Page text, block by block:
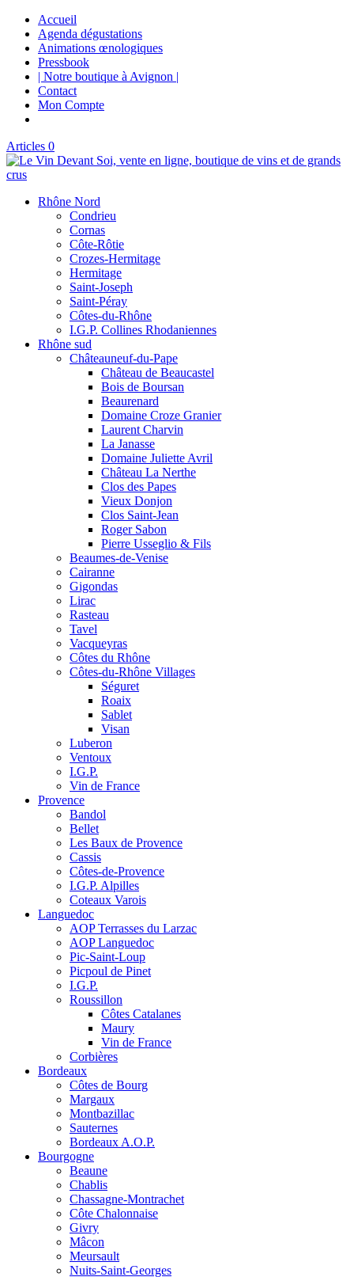
Accueil
Agenda dégustations
Animations œnologiques
Pressbook
| Notre boutique à Avignon |
Contact
Mon Compte
Articles 0
Rhône Nord
Condrieu
Cornas
Côte-Rôtie
Crozes-Hermitage
Hermitage
Saint-Joseph
Saint-Péray
Côtes-du-Rhône
I.G.P. Collines Rhodaniennes
Rhône sud
Châteauneuf-du-Pape
Château de Beaucastel
Bois de Boursan
Beaurenard
Domaine Croze Granier
Laurent Charvin
La Janasse
Domaine Juliette Avril
Château La Nerthe
Clos des Papes
Vieux Donjon
Clos Saint-Jean
Roger Sabon
Pierre Usseglio & Fils
Beaumes-de-Venise
Cairanne
Gigondas
Lirac
Rasteau
Tavel
Vacqueyras
Côtes du Rhône
Côtes-du-Rhône Villages
Séguret
Roaix
Sablet
Visan
Luberon
Ventoux
I.G.P.
Vin de France
Provence
Bandol
Bellet
Les Baux de Provence
Cassis
Côtes-de-Provence
I.G.P. Alpilles
Coteaux Varois
Languedoc
AOP Terrasses du Larzac
AOP Languedoc
Pic-Saint-Loup
Picpoul de Pinet
I.G.P.
Roussillon
Côtes Catalanes
Maury
Vin de France
Corbières
Bordeaux
Côtes de Bourg
Margaux
Montbazillac
Sauternes
Bordeaux A.O.P.
Bourgogne
Beaune
Chablis
Chassagne-Montrachet
Côte Chalonnaise
Givry
Mâcon
Meursault
Nuits-Saint-Georges